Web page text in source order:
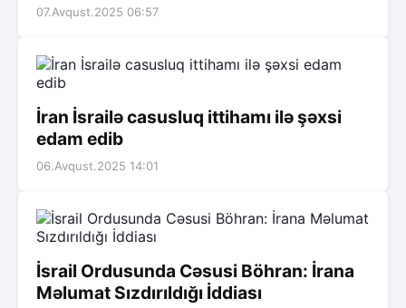
07.Avqust.2025 06:57
İran İsrailə casusluq ittihamı ilə şəxsi
edam edib
06.Avqust.2025 14:01
İsrail Ordusunda Cəsusi Böhran: İrana
Məlumat Sızdırıldığı İddiası